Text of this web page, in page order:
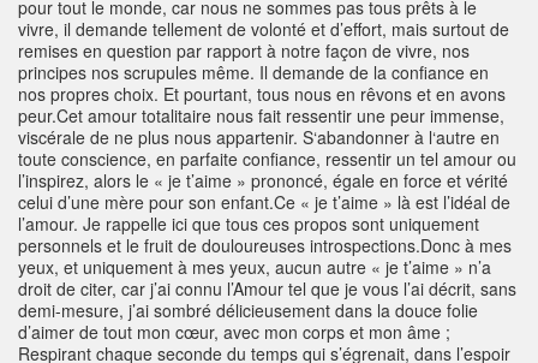
pour tout le monde, car nous ne sommes pas tous prêts à le
vivre, il demande tellement de volonté et d’effort, mais surtout de
remises en question par rapport à notre façon de vivre, nos
principes nos scrupules même. Il demande de la confiance en
nos propres choix. Et pourtant, tous nous en rêvons et en avons
peur.Cet amour totalitaire nous fait ressentir une peur immense,
viscérale de ne plus nous appartenir. S‘abandonner à l‘autre en
toute conscience, en parfaite confiance, ressentir un tel amour ou
l’inspirez, alors le « je t’aime » prononcé, égale en force et vérité
celui d’une mère pour son enfant.Ce « je t’aime » là est l’idéal de
l’amour. Je rappelle ici que tous ces propos sont uniquement
personnels et le fruit de douloureuses introspections.Donc à mes
yeux, et uniquement à mes yeux, aucun autre « je t’aime » n’a
droit de citer, car j’ai connu l’Amour tel que je vous l’ai décrit, sans
demi-mesure, j’ai sombré délicieusement dans la douce folie
d’aimer de tout mon cœur, avec mon corps et mon âme ;
Respirant chaque seconde du temps qui s’égrenait, dans l’espoir